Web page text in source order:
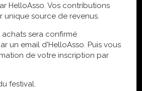
HelloAsso. Vos contributions
unique source de revenus.
sera confirmé
un email d'HelloAsso. Puis vous
de votre inscription par
festival.